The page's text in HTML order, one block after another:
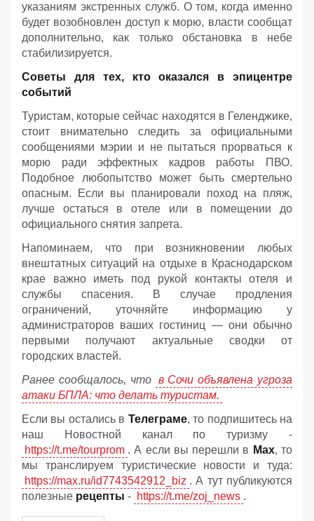
указаниям экстренных служб. О том, когда именно
будет возобновлен доступ к морю, власти сообщат
дополнительно, как только обстановка в небе
стабилизируется.
Советы для тех, кто оказался в эпицентре
событий
Туристам, которые сейчас находятся в Геленджике,
стоит внимательно следить за официальными
сообщениями мэрии и не пытаться прорваться к
морю ради эффектных кадров работы ПВО.
Подобное любопытство может быть смертельно
опасным. Если вы планировали поход на пляж,
лучше остаться в отеле или в помещении до
официального снятия запрета.
Напоминаем, что при возникновении любых
внештатных ситуаций на отдыхе в Краснодарском
крае важно иметь под рукой контакты отеля и
службы спасения. В случае продления
ограничений, уточняйте информацию у
администраторов ваших гостиниц — они обычно
первыми получают актуальные сводки от
городских властей.
Ранее сообщалось, что в Сочи объявлена угроза
атаки БПЛА: что делать туристам.
Если вы остались в Телеграме, то подпишитесь на
наш Новостной канал по туризму -
https://t.me/tourprom . А если вы перешли в Мах, то
мы транслируем туристические новости и туда:
https://max.ru/id7743542912_biz . А тут публикуются
полезные рецепты - https://t.me/zoj_news .